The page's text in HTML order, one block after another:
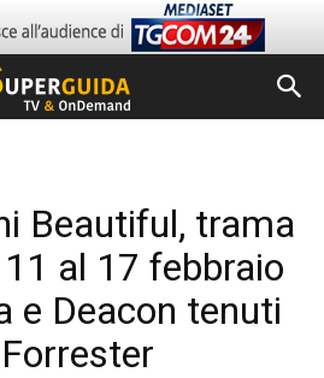
Beautiful, trama
al 17 febbraio
e Deacon tenuti